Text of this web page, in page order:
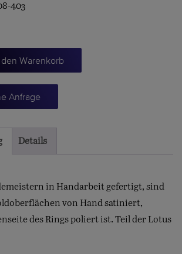
403
den Warenkorb
Anfrage
Details
in Handarbeit gefertigt, sind
von Hand satiniert,
des Rings poliert ist. Teil der Lotus